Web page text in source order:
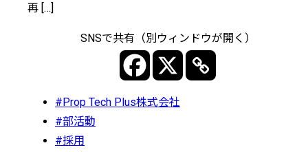
再 […]
SNSで共有（別ウィンドウが開く）
#Prop Tech Plus株式会社
#部活動
#採用